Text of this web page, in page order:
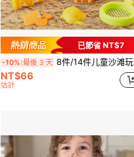
已節省 NT$7
-10% 最後 3 天 8件/14件儿童沙滩玩具，可爱鸭子主题儿童沙滩玩具套装，包括沙桶、铲子、动物沙模和洒水器，非常适合夏季沙滩玩耍和水上娱乐（部分配件随机发货）
NT$66
估計